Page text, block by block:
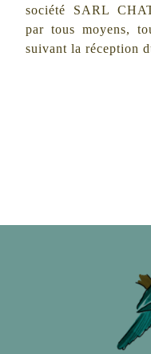
société SARL
par tous moyens,
suivant la réception